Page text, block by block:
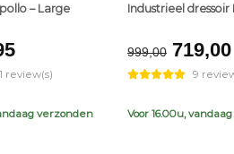
– Large
Current
price
€26,95.
review(s)
verzonden
Industrieel dressoir
999,00
price
was:
719,00
9
Voor 16.00u,